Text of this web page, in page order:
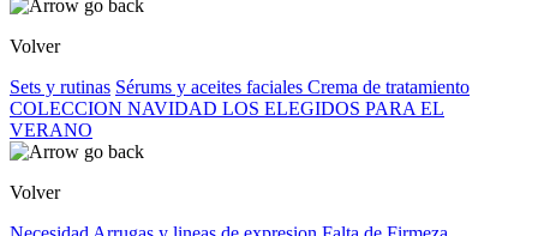
Volver
Sets y rutinas Sérums y aceites faciales Crema de tratamiento
COLECCION NAVIDAD LOS ELEGIDOS PARA EL
VERANO
Volver